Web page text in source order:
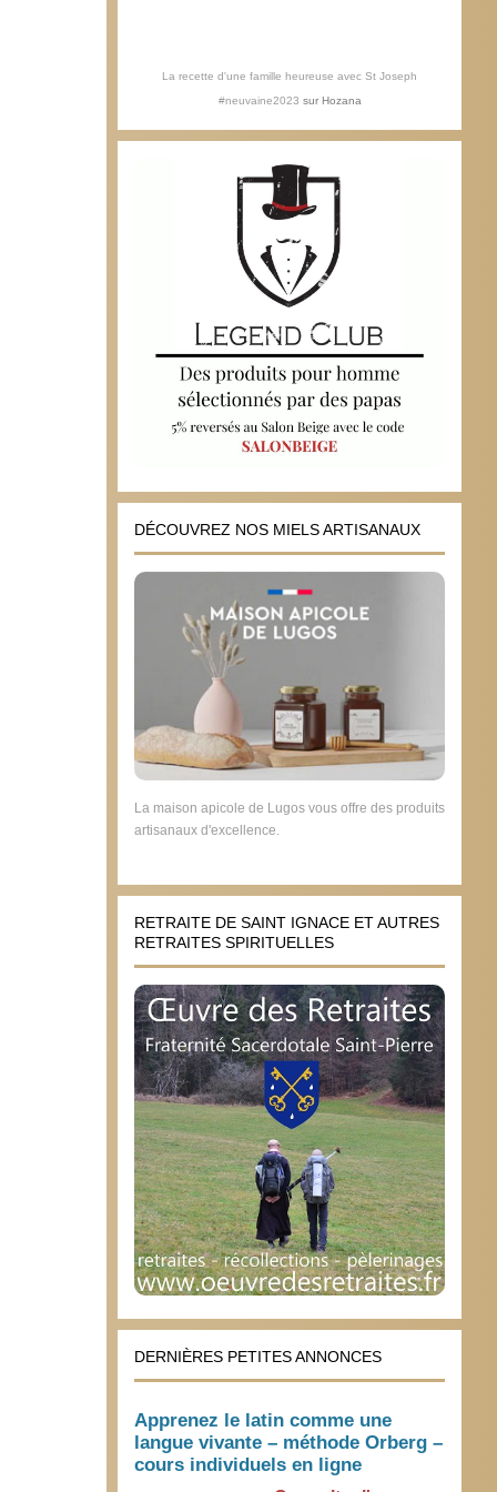
La recette d'une famille heureuse avec St Joseph
#neuvaine2023 sur Hozana
DÉCOUVREZ NOS MIELS ARTISANAUX
La maison apicole de Lugos vous offre des produits
artisanaux d'excellence.
RETRAITE DE SAINT IGNACE ET AUTRES
RETRAITES SPIRITUELLES
DERNIÈRES PETITES ANNONCES
Apprenez le latin comme une
langue vivante – méthode Orberg –
cours individuels en ligne